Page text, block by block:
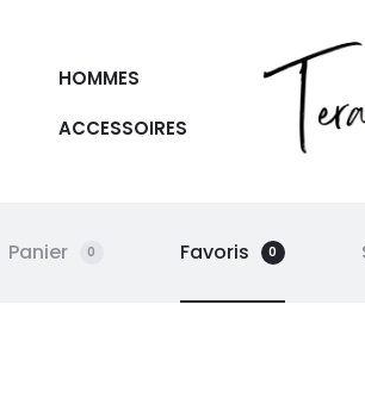
HOMMES
ACCESSOIRES
Panier 0 Favoris 0